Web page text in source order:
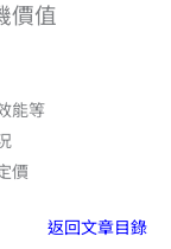
價值
能等
價
返回文章目錄